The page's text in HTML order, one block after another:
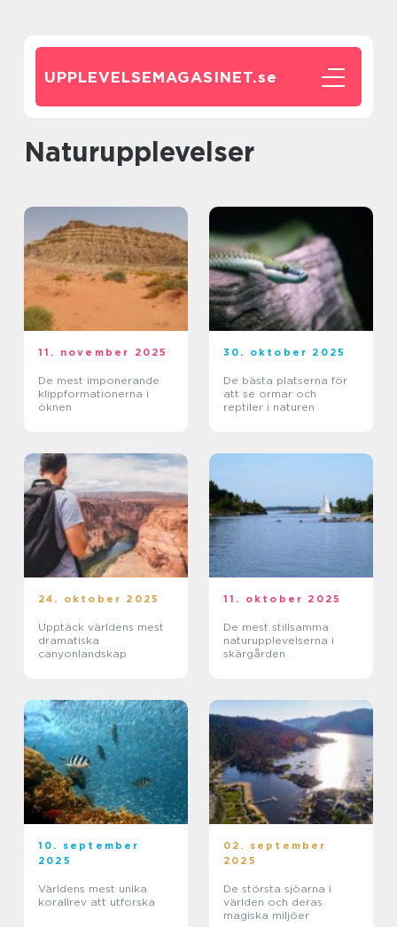
UPPLEVELSEMAGASINET.se
Naturupplevelser
11. november 2025
De mest imponerande
klippformationerna i
öknen
30. oktober 2025
De bästa platserna för
att se ormar och
reptiler i naturen
24. oktober 2025
Upptäck världens mest
dramatiska
canyonlandskap
11. oktober 2025
De mest stillsamma
naturupplevelserna i
skärgården
10. september
2025
Världens mest unika
korallrev att utforska
02. september
2025
De största sjöarna i
världen och deras
magiska miljöer